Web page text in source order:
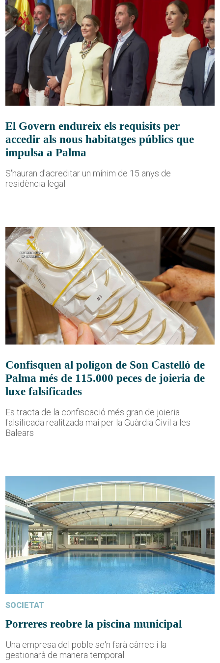
El Govern endureix els requisits per
accedir als nous habitatges públics que
impulsa a Palma
S'hauran d'acreditar un mínim de 15 anys de
residència legal
Confisquen al polígon de Son Castelló de
Palma més de 115.000 peces de joieria de
luxe falsificades
Es tracta de la confiscació més gran de joieria
falsificada realitzada mai per la Guàrdia Civil a les
Balears
SOCIETAT
Porreres reobre la piscina municipal
Una empresa del poble se'n farà càrrec i la
gestionarà de manera temporal